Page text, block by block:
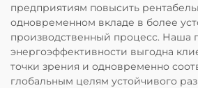
предприятиям повысить
одновременном вкладе в более
производственный процесс. Наша
энергоэффективности выгодна
точки зрения и одновременно
глобальным целям устойчивого